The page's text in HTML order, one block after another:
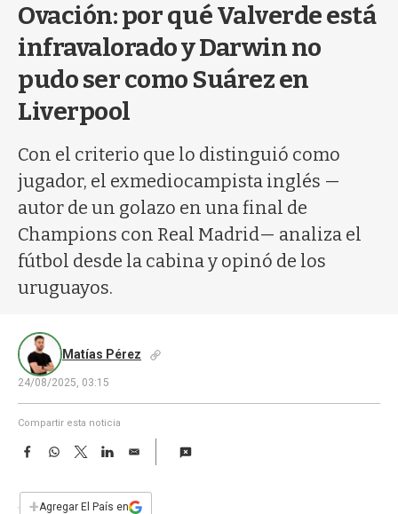
�
Ovación: por qué Valverde está
infravalorado y Darwin no
pudo ser como Suárez en
Liverpool
Con el criterio que lo distinguió como
jugador, el exmediocampista inglés —
autor de un golazo en una final de
Champions con Real Madrid— analiza el
fútbol desde la cabina y opinó de los
uruguayos.
Matías Pérez
24/08/2025, 03:15
Compartir esta noticia
F
e
W
T
w
t
L
E
i
+Agregar El País en